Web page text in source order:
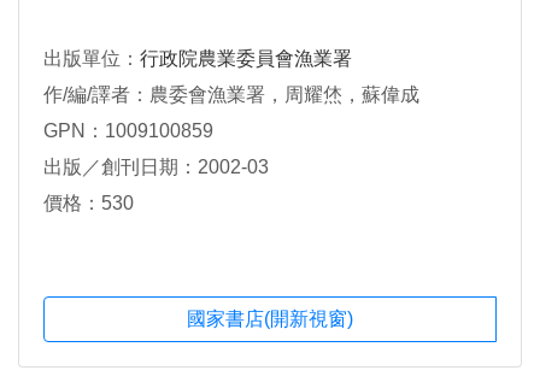
出版單位： 行政院農業委員會漁業署
作/編/譯者：農委會漁業署，周耀烋，蘇偉成
GPN：1009100859
出版／創刊日期：2002-03
價格：530
國家書店(開新視窗)